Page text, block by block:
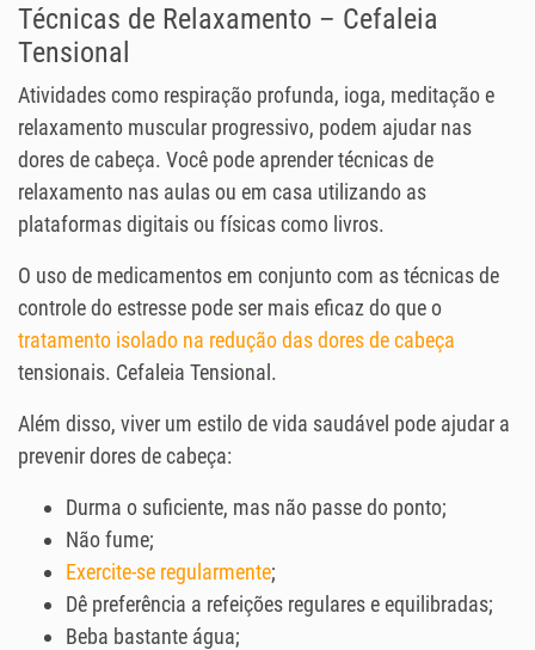
Técnicas de Relaxamento – Cefaleia
Tensional
Atividades como respiração profunda, ioga, meditação e
relaxamento muscular progressivo, podem ajudar nas
dores de cabeça. Você pode aprender técnicas de
relaxamento nas aulas ou em casa utilizando as
plataformas digitais ou físicas como livros.
O uso de medicamentos em conjunto com as técnicas de
controle do estresse pode ser mais eficaz do que o
tratamento isolado na redução das dores de cabeça
tensionais. Cefaleia Tensional.
Além disso, viver um estilo de vida saudável pode ajudar a
prevenir dores de cabeça:
Durma o suficiente, mas não passe do ponto;
Não fume;
Exercite-se regularmente;
Dê preferência a refeições regulares e equilibradas;
Beba bastante água;